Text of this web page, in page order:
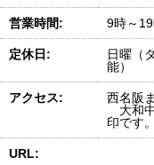
営業時間: 9時～
定休日:
日曜（
能）
アクセス:
西名阪
大和
印です。
URL: